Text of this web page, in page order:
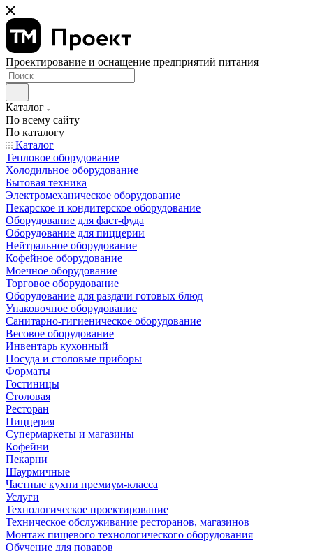
Проектирование и оснащение предприятий питания
Каталог
По всему сайту
По каталогу
Каталог
Тепловое оборудование
Холодильное оборудование
Бытовая техника
Электромеханическое оборудование
Пекарское и кондитерское оборудование
Оборудование для фаст-фуда
Оборудование для пиццерии
Нейтральное оборудование
Кофейное оборудование
Моечное оборудование
Торговое оборудование
Оборудование для раздачи готовых блюд
Упаковочное оборудование
Санитарно-гигиеническое оборудование
Весовое оборудование
Инвентарь кухонный
Посуда и столовые приборы
Форматы
Гостиницы
Столовая
Ресторан
Пиццерия
Супермаркеты и магазины
Кофейни
Пекарни
Шаурмичные
Частные кухни премиум-класса
Услуги
Технологическое проектирование
Техническое обслуживание ресторанов, магазинов
Монтаж пищевого технологического оборудования
Обучение для поваров